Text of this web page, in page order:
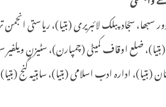
سبھا، سجّاد پبلک لائبریری (بتیا)، ریاستی
ضلع اوقاف کمیٹی (چمپارن)، سٹیزن ویلفیر
(بتیا)، ادارہ ادب اسلامی (بتیا)، ساہتیہ گنج